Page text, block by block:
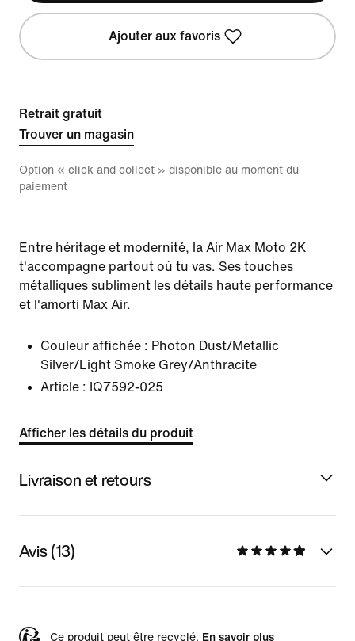
Ajouter aux favoris
Retrait gratuit
Trouver un magasin
Option « click and collect » disponible au moment du
paiement
Entre héritage et modernité, la Air Max Moto 2K
t'accompagne partout où tu vas. Ses touches
métalliques subliment les détails haute performance
et l'amorti Max Air.
Couleur affichée : Photon Dust/Metallic
Silver/Light Smoke Grey/Anthracite
Article : IQ7592-025
Afficher les détails du produit
Livraison et retours
Avis (13)
Ce produit peut être recyclé. En savoir plus